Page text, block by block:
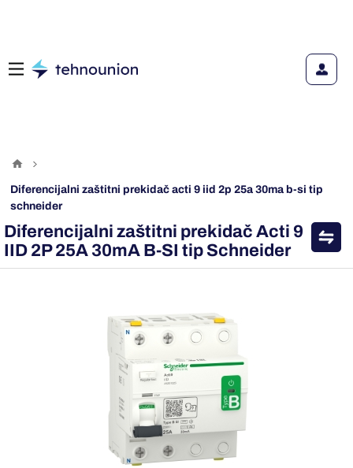
diferencijalni zaštitni prekidač acti 9 iid 2p 25a 30ma b-si tip
schneider
Diferencijalni zaštitni prekidač Acti 9
IID 2P 25A 30mA B-SI tip Schneider